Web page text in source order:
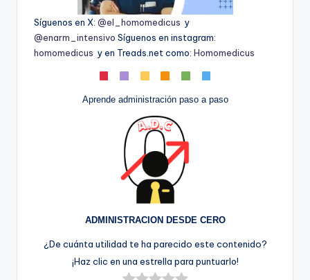
Síguenos en X: @el_homomedicus y
@enarm_intensivo Síguenos en instagram:
homomedicus y en Treads.net como: Homomedicus
Aprende administración paso a paso
ADMINISTRACION DESDE CERO
¿De cuánta utilidad te ha parecido este contenido?
¡Haz clic en una estrella para puntuarlo!